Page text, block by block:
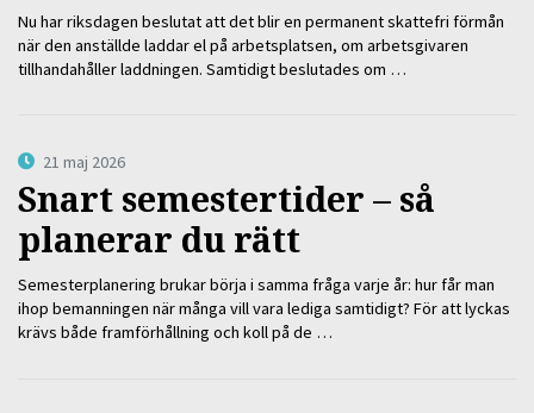
Nu har riksdagen beslutat att det blir en permanent skattefri förmån
när den anställde laddar el på arbetsplatsen, om arbetsgivaren
tillhandahåller laddningen. Samtidigt beslutades om …
21 maj 2026
Snart semestertider – så
planerar du rätt
Semesterplanering brukar börja i samma fråga varje år: hur får man
ihop bemanningen när många vill vara lediga samtidigt? För att lyckas
krävs både framförhållning och koll på de …